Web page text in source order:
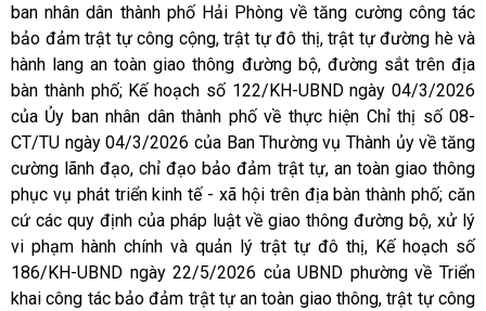
ban nhân dân thành phố Hải Phòng về tăng cường công tác
bảo đảm trật tự công cộng, trật tự đô thị, trật tự đường hè và
hành lang an toàn giao thông đường bộ, đường sắt trên địa
bàn thành phố; Kế hoạch số 122/KH-UBND ngày 04/3/2026
của Ủy ban nhân dân thành phố về thực hiện Chỉ thị số 08-
CT/TU ngày 04/3/2026 của Ban Thường vụ Thành ủy về tăng
cường lãnh đạo, chỉ đạo bảo đảm trật tự, an toàn giao thông
phục vụ phát triển kinh tế - xã hội trên địa bàn thành phố; căn
cứ các quy định của pháp luật về giao thông đường bộ, xử lý
vi phạm hành chính và quản lý trật tự đô thị, Kế hoạch số
186/KH-UBND ngày 22/5/2026 của UBND phường về Triển
khai công tác bảo đảm trật tự an toàn giao thông, trật tự công